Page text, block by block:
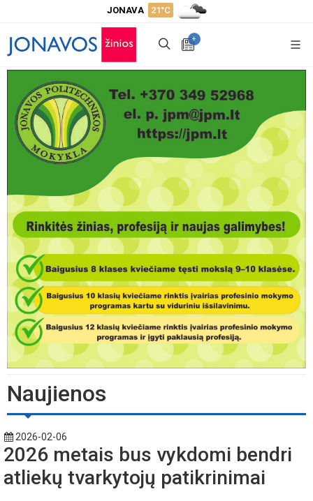
JONAVA 21°C
+
Naujienos
2026-02-06
2026 metais bus vykdomi bendri
atliekų tvarkytojų patikrinimai